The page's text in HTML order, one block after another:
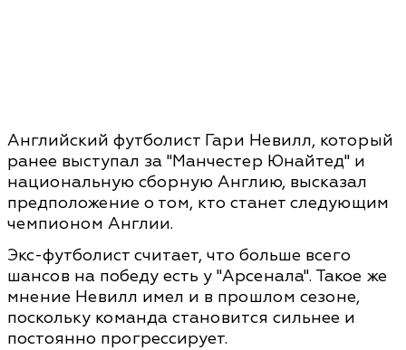
Английский футболист Гари Невилл, который
ранее выступал за "Манчестер Юнайтед" и
национальную сборную Англию, высказал
предположение о том, кто станет следующим
чемпионом Англии.
Экс-футболист считает, что больше всего
шансов на победу есть у "Арсенала". Такое же
мнение Невилл имел и в прошлом сезоне,
поскольку команда становится сильнее и
постоянно прогрессирует.